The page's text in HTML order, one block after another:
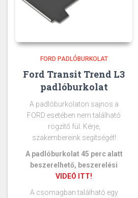
FORD PADLÓBURKOLAT
Ford Transit Trend L3
padlóburkolat
A padlóburkolaton sajnos a
FORD esetében nem található
rögzítő fül. Kérje,
szakembereink segítségét!
A padlóburkolat 45 perc alatt
beszerelhető, beszerelési
VIDEÓ ITT!
A csomagban található egy